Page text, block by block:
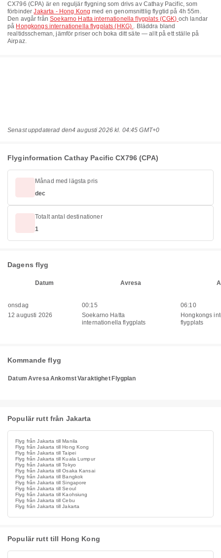
CX796 (CPA) är en reguljär flygning som drivs av Cathay Pacific, som
förbinderJakarta - Hong Kong med en genomsnittlig flygtid på 4h 55m.
Den avgår frånSoekarno Hatta internationella flygplats (CGK) och landar
på Hongkongs internationella flygplats (HKG) . Bläddra bland
realtidsscheman, jämför priser och boka ditt säte — allt på ett ställe på
Airpaz.
Senast uppdaterad den4 augusti 2026 kl. 04:45 GMT+0
Flyginformation Cathay Pacific CX796 (CPA)
Månad med lägsta pris
dec
Totalt antal destinationer
1
Dagens flyg
Datum Avresa
onsdag
12 augusti 2026
00:15
Soekarno Hatta
internationella flygplats
06:10
Hongkongs
flygplats
Kommande flyg
Datum AvresaAnkomstVaraktighet Flygplan
Populär rutt från Jakarta
Flyg från Jakarta till Manila
Flyg från Jakarta till Hong Kong
Flyg från Jakarta till Taipei
Flyg från Jakarta till Kuala Lumpur
Flyg från Jakarta till Tokyo
Flyg från Jakarta till Osaka Kansai
Flyg från Jakarta till Bangkok
Flyg från Jakarta till Singapore
Flyg från Jakarta till Seoul
Flyg från Jakarta till Kaohsiung
Flyg från Jakarta till Cebu
Flyg från Jakarta till Jakarta
Populär rutt till Hong Kong